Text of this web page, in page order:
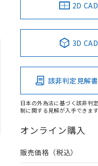
2D
3D
該非判定見解
日本の外為法に基づく該非判
制に関する見解が入手できます
オンライン購入
販売価格（税込）